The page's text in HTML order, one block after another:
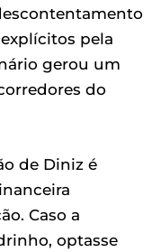
pela
gerou um
do
de Diniz é
Caso a
optasse